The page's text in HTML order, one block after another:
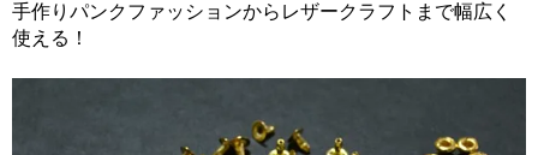
手作りパンクファッションからレザークラフトまで幅広く
使える！